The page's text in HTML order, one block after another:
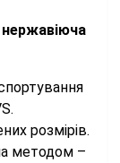
розмірів.
методом –